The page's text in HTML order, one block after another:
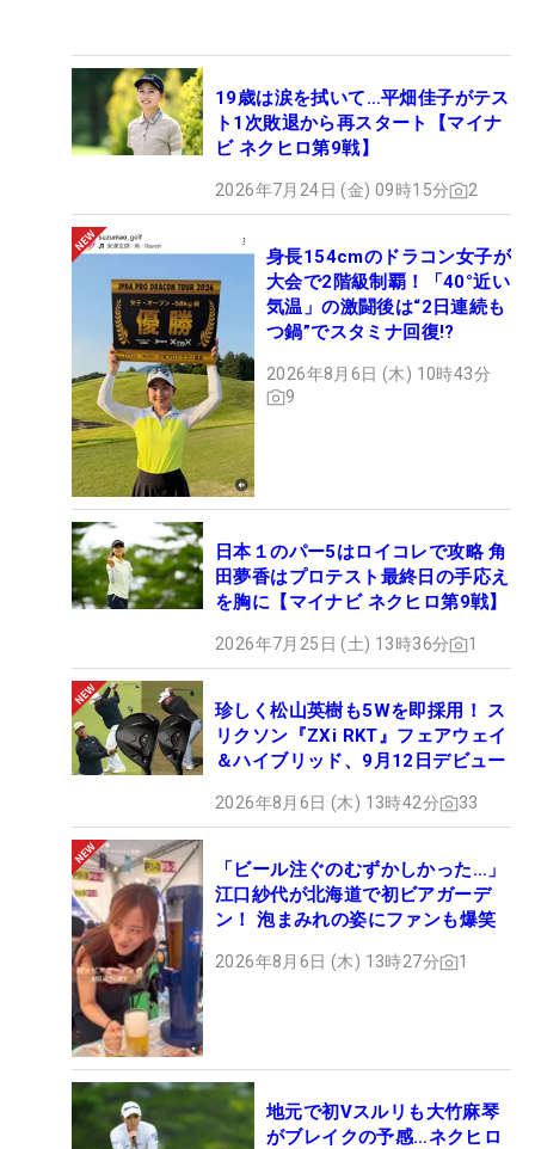
19歳は涙を拭いて…平畑佳子がテス
ト1次敗退から再スタート【マイナ
ビ ネクヒロ第9戦】
2026年7月24日 (金) 09時15分 2
身長154cmのドラコン女子が
大会で2階級制覇！「40°近い
気温」の激闘後は“2日連続も
つ鍋”でスタミナ回復!?
2026年8月6日 (木) 10時43分
9
日本１のパー5はロイコレで攻略 角
田夢香はプロテスト最終日の手応え
を胸に【マイナビ ネクヒロ第9戦】
2026年7月25日 (土) 13時36分 1
珍しく松山英樹も5Wを即採用！ ス
リクソン『ZXi RKT』フェアウェイ
＆ハイブリッド、9月12日デビュー
2026年8月6日 (木) 13時42分 33
「ビール注ぐのむずかしかった…」
江口紗代が北海道で初ビアガーデ
ン！ 泡まみれの姿にファンも爆笑
2026年8月6日 (木) 13時27分 1
地元で初Vスルリも大竹麻琴
がブレイクの予感…ネクヒロ